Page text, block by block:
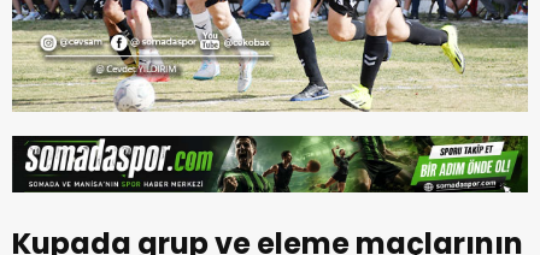
Kupada grup ve eleme maçlarının